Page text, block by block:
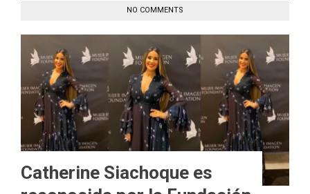
NO COMMENTS
Catherine Siachoque es